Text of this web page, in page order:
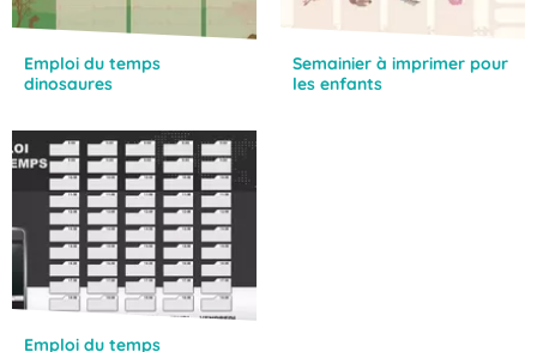
Emploi du temps
dinosaures
Semainier à imprimer pour
les enfants
Emploi du temps